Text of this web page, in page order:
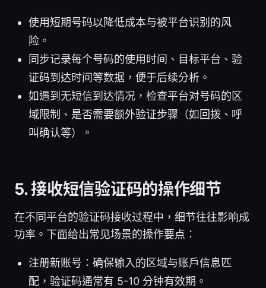
使用短期号码以降低成本与被平台识别的风
险。
同步记录每个号码的使用时间、目标平台、验
证码到达时间等数据，便于后续分析。
如遇到无短信到达情况，检查平台对号码的区
域限制、是否需要额外验证步骤（如回拨、呼
叫确认等）。
5. 接收短信验证码的操作细节
在不同平台的验证码接收过程中，细节往往影响成
功率。下面给出常见场景的操作要点：
注册新账号：确保输入的区域与账户信息匹
配，验证码通常有 5-10 分钟有效期。